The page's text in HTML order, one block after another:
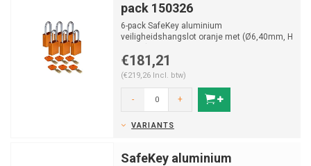
pack 150326
6-pack SafeKey aluminium
veiligheidshangslot oranje met (Ø6,40mm, H
€181,21
(€219,26 Incl. btw)
- +
VARIANTS
SafeKey aluminium